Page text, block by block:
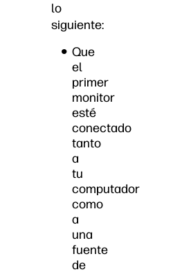
lo
siguiente:
Que
el
primer
monitor
esté
conectado
tanto
a
tu
computador
como
a
una
fuente
de